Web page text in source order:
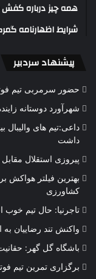
همه چیز درباره
شرایط اظهارنامه
پیشنهاد سردبیر
حضور سرمربی تیم
شهرآورد دوستانه
داعی:تیم های والیبال
داشت
پیروزی استقلال
بهترین فیلتر هواکش
کشاورزی
تاجرنیا: حال تیم
واکنش تند رضاییان به
باشگاه گل گهر:
برگزاری تمرین تیم